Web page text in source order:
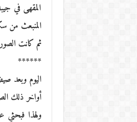
المقهى في
المنبعث من
ثم كانت
******
اليوم وبعد
أواخر ذلك
ولهذا